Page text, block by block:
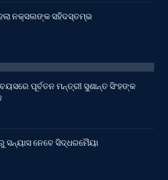
ନକ୍ସଲଙ୍କ ସହିଦସ୍ତମ୍ଭ
ପୂର୍ବତନ ମନ୍ତ୍ରୀ ସୁଶାନ୍ତ ସିଂହଙ୍କ
ସନ୍ୟାସ ନେବେ ସିଦ୍ଧରମୈୟା